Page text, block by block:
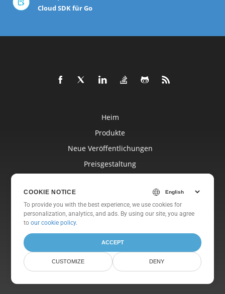
Cloud SDK für Go
Heim
Produkte
Neue Veröffentlichungen
Preisgestaltung
Kostenlose Beratung
Websites
Um
COOKIE NOTICE
To provide you with the best experience, we use cookies for
personalization, analytics, and ads. By using our site, you agree
toour cookie policy.
ACCEPT
CUSTOMIZE DENY